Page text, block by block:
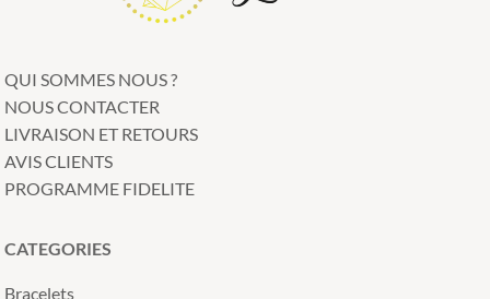
QUI SOMMES NOUS ?
NOUS CONTACTER
LIVRAISON ET RETOURS
AVIS CLIENTS
PROGRAMME FIDELITE
CATEGORIES
Bracelets